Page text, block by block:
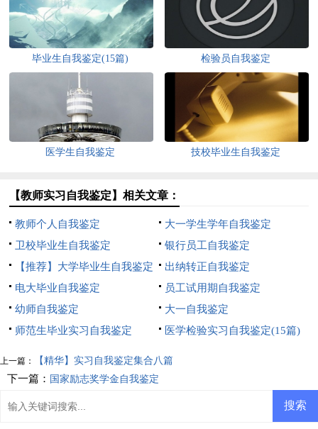
毕业生自我鉴定(15篇) 检验员自我鉴定
医学生自我鉴定 技校毕业生自我鉴定
【教师实习自我鉴定】相关文章：
教师个人自我鉴定
大一学生学年自我鉴定
卫校毕业生自我鉴定
银行员工自我鉴定
【推荐】大学毕业生自我鉴定
出纳转正自我鉴定
电大毕业自我鉴定
员工试用期自我鉴定
幼师自我鉴定
大一自我鉴定
师范生毕业实习自我鉴定
医学检验实习自我鉴定(15篇)
上一篇： 【精华】实习自我鉴定集合八篇
下一篇： 国家励志奖学金自我鉴定